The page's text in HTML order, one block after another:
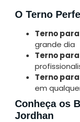
O Terno
Terno para
grande dia
Terno
Terno
em
Conheça os
Jordhan